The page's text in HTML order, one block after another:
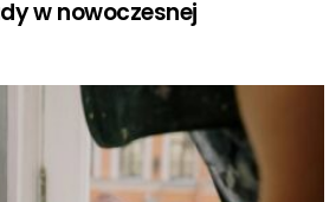
w nowoczesnej